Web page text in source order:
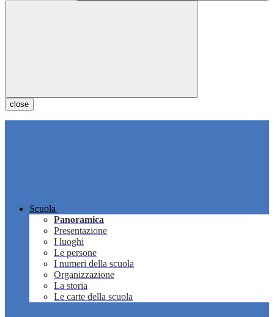
close
Scuola
Panoramica
Presentazione
I luoghi
Le persone
I numeri della scuola
Organizzazione
La storia
Le carte della scuola